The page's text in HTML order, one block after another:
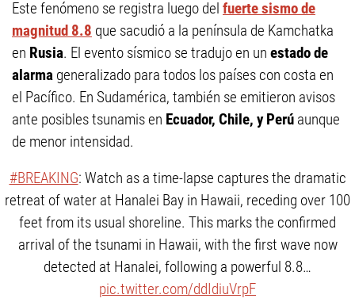
Este fenómeno se registra luego del fuerte sismo de
magnitud 8.8 que sacudió a la península de Kamchatka
en Rusia. El evento sísmico se tradujo en un estado de
alarma generalizado para todos los países con costa en
el Pacífico. En Sudamérica, también se emitieron avisos
ante posibles tsunamis en Ecuador, Chile, y Perú aunque
de menor intensidad.
#BREAKING: Watch as a time-lapse captures the dramatic
retreat of water at Hanalei Bay in Hawaii, receding over 100
feet from its usual shoreline. This marks the confirmed
arrival of the tsunami in Hawaii, with the first wave now
detected at Hanalei, following a powerful 8.8…
pic.twitter.com/ddIdiuVrpF